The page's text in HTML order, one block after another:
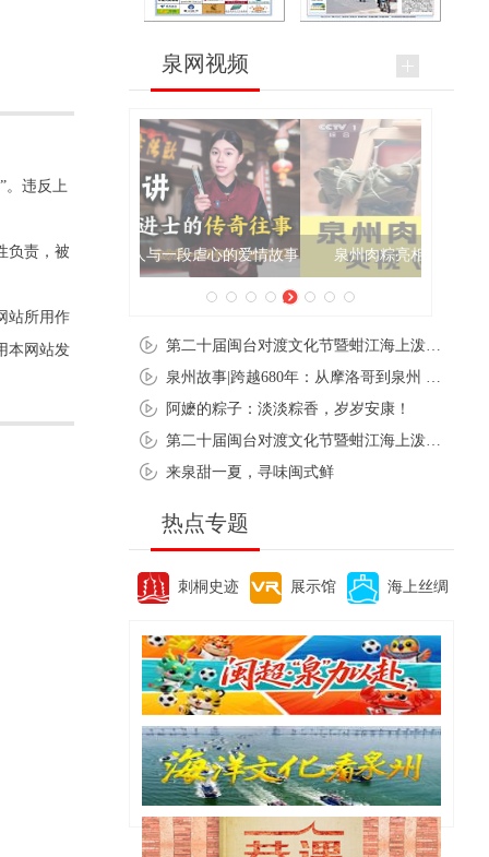
。违反上
负责，被
站所用作
本网站发
泉网视频
泉州肉粽亮相央视《新闻联播》
阿嬷的粽子：淡淡粽香，岁岁安康！
来泉甜一夏，寻味闽式鲜
热点专题
刺桐史迹 展示馆 海上丝绸